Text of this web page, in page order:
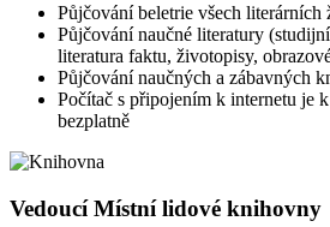
Půjčování beletrie všech literárních
Půjčování naučné literatury
literatura faktu, životopisy,
Půjčování naučných a zábavných
Počítač s připojením k internetu je
bezplatně
Vedoucí Místní lidové knihovny